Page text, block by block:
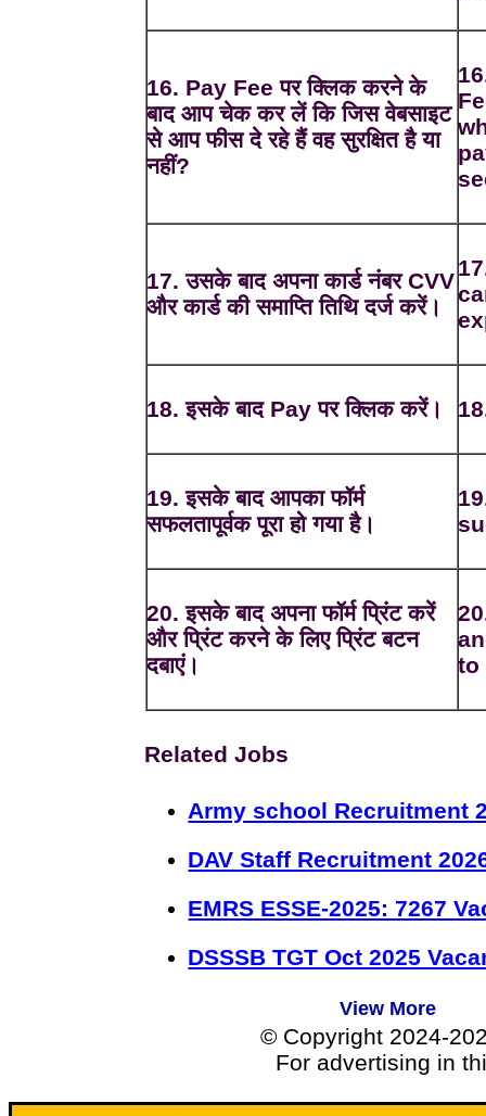
16. Pay Fee पर क्लिक करने के
बाद आप चेक कर लें कि जिस वेबसाइट
से आप फीस दे रहे हैं वह सुरक्षित है या
नहीं?
17. उसके बाद अपना कार्ड नंबर CVV
और कार्ड की समाप्ति तिथि दर्ज करें।
18. इसके बाद Pay पर क्लिक करें।
19. इसके बाद आपका फॉर्म
सफलतापूर्वक पूरा हो गया है।
20. इसके बाद अपना फॉर्म प्रिंट करें
और प्रिंट करने के लिए प्रिंट बटन
दबाएं।
to
Related Jobs
Army school Recruitment
DAV Staff Recruitment
EMRS ESSE-2025: 7267
DSSSB TGT Oct 2025
View More
© Copyright 2024-
For advertising in